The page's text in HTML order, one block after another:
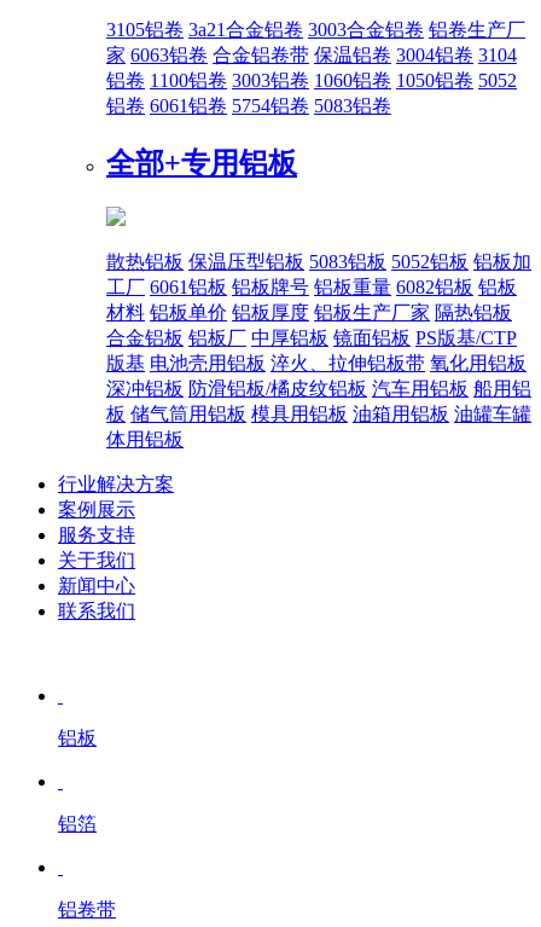
3105铝卷 3a21合金铝卷 3003合金铝卷 铝卷生产厂
家 6063铝卷 合金铝卷带 保温铝卷 3004铝卷 3104
铝卷 1100铝卷 3003铝卷 1060铝卷 1050铝卷 5052
铝卷 6061铝卷 5754铝卷 5083铝卷
全部+专用铝板
散热铝板 保温压型铝板 5083铝板 5052铝板 铝板加
工厂 6061铝板 铝板牌号 铝板重量 6082铝板 铝板
材料 铝板单价 铝板厚度 铝板生产厂家 隔热铝板
合金铝板 铝板厂 中厚铝板 镜面铝板 PS版基/CTP
版基 电池壳用铝板 淬火、拉伸铝板带 氧化用铝板
深冲铝板 防滑铝板/橘皮纹铝板 汽车用铝板 船用铝
板 储气筒用铝板 模具用铝板 油箱用铝板 油罐车罐
体用铝板
行业解决方案
案例展示
服务支持
关于我们
新闻中心
联系我们
铝板
铝箔
铝卷带